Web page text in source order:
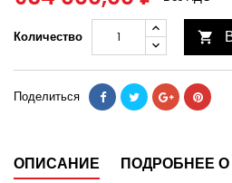
Количество 
Поделиться
ОПИСАНИЕ
ПОДРОБНЕЕ